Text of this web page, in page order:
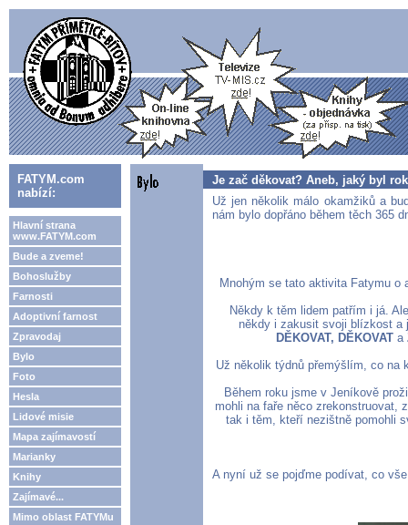
FATYM.com
nabízí:
Hlavní strana
www.FATYM.com
Bude a zveme!
Bohoslužby
Farnosti
Adoptivní farnost
Zpravodaj
Bylo
Foto
Hesla
Lidové misie
Mapa zajímavostí
Marianky
Knihy
Zajímavé...
Mimo oblast FATYMu
Je zač děkovat? Aneb, jaký byl
Už jen několik málo okamžiků a
nám bylo dopřáno během těch 365
Mnohým se tato aktivita Fatymu o
Někdy k těm lidem patřím i já.
někdy i zakusit svoji blízkost a
DĚKOVAT, DĚKOVAT a
Už několik týdnů přemýšlím, co na
Během roku jsme v Jeníkově
mohli na faře něco zrekonstruovat,
tak i těm, kteří nezištně pomohli
A nyní už se pojďme podívat, co